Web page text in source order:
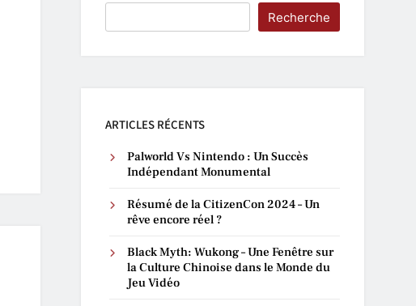
Recherche
ARTICLES RÉCENTS
Palworld Vs Nintendo : Un Succès
Indépendant Monumental
Résumé de la CitizenCon 2024 – Un
rêve encore réel ?
Black Myth: Wukong – Une Fenêtre sur
la Culture Chinoise dans le Monde du
Jeu Vidéo